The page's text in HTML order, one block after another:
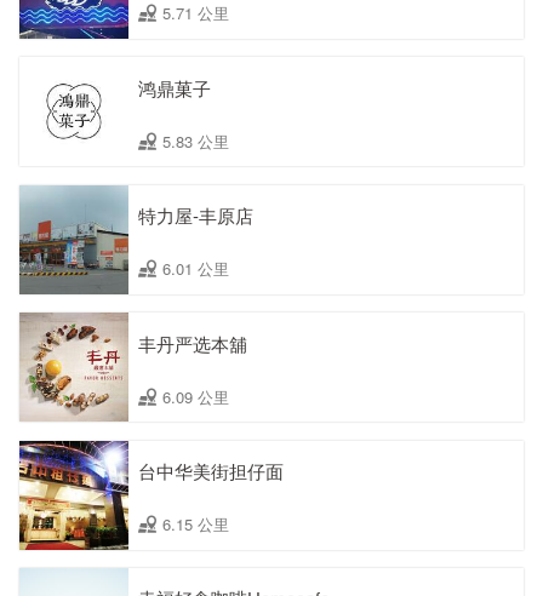
5.71 公里
鸿鼎菓子
5.83 公里
特力屋-丰原店
6.01 公里
丰丹严选本舖
6.09 公里
台中华美街担仔面
6.15 公里